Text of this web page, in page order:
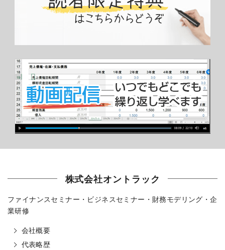
株式会社オントラック
ファイナンスセミナー・ビジネスセミナー・財務モデリング・企
業研修
会社概要
代表略歴